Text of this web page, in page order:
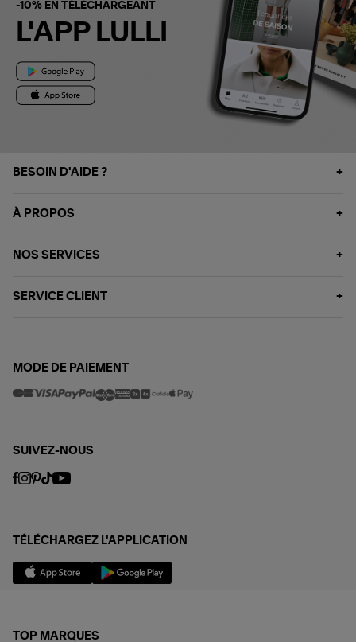
-10% EN TÉLÉCHARGEANT
L'APP LULLI
BESOIN D'AIDE ?
À PROPOS
NOS SERVICES
SERVICE CLIENT
MODE DE PAIEMENT
SUIVEZ-NOUS
TÉLÉCHARGEZ L'APPLICATION
TOP MARQUES